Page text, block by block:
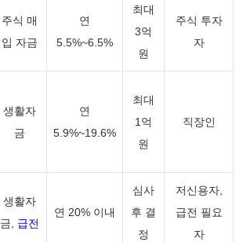
주식 매
입 자금
연
5.5%~6.5%
최대
3억
원
주식 투자
자
생활자
금
연
5.9%~19.6%
최대
1억
원
직장인
생활자
금, 급전
연 20% 이내
심사
후 결
정
저신용자,
급전 필요
자